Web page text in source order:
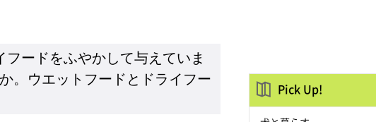
ードをふやかして与えていま
。ウエットフードとドライフー
Pick Up!